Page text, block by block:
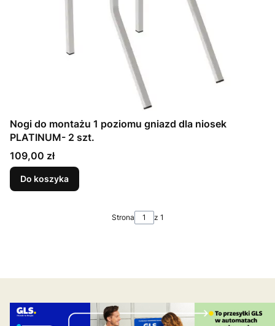
Nogi do montażu 1 poziomu gniazd dla niosek
PLATINUM- 2 szt.
Cena
109,00 zł
Do koszyka
Strona z 1